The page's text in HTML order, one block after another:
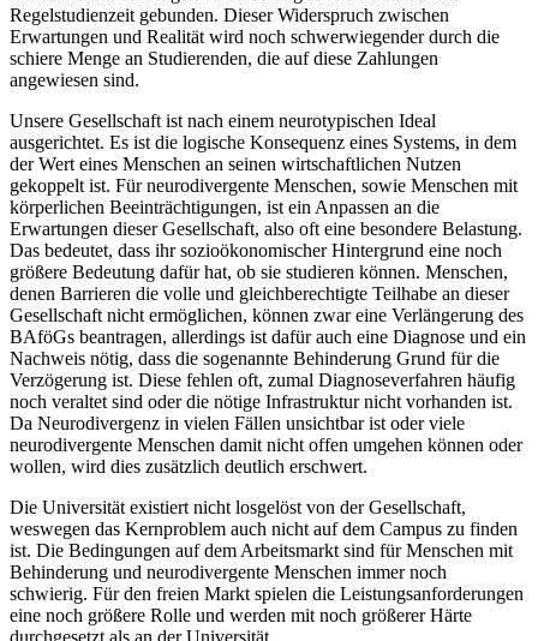
Regelstudienzeit gebunden. Dieser Widerspruch zwischen
Erwartungen und Realität wird noch schwerwiegender durch die
schiere Menge an Studierenden, die auf diese Zahlungen
angewiesen sind.
Unsere Gesellschaft ist nach einem neurotypischen Ideal
ausgerichtet. Es ist die logische Konsequenz eines Systems, in dem
der Wert eines Menschen an seinen wirtschaftlichen Nutzen
gekoppelt ist. Für neurodivergente Menschen, sowie Menschen mit
körperlichen Beeinträchtigungen, ist ein Anpassen an die
Erwartungen dieser Gesellschaft, also oft eine besondere Belastung.
Das bedeutet, dass ihr sozioökonomischer Hintergrund eine noch
größere Bedeutung dafür hat, ob sie studieren können. Menschen,
denen Barrieren die volle und gleichberechtigte Teilhabe an dieser
Gesellschaft nicht ermöglichen, können zwar eine Verlängerung des
BAföGs beantragen, allerdings ist dafür auch eine Diagnose und ein
Nachweis nötig, dass die sogenannte Behinderung Grund für die
Verzögerung ist. Diese fehlen oft, zumal Diagnoseverfahren häufig
noch veraltet sind oder die nötige Infrastruktur nicht vorhanden ist.
Da Neurodivergenz in vielen Fällen unsichtbar ist oder viele
neurodivergente Menschen damit nicht offen umgehen können oder
wollen, wird dies zusätzlich deutlich erschwert.
Die Universität existiert nicht losgelöst von der Gesellschaft,
weswegen das Kernproblem auch nicht auf dem Campus zu finden
ist. Die Bedingungen auf dem Arbeitsmarkt sind für Menschen mit
Behinderung und neurodivergente Menschen immer noch
schwierig. Für den freien Markt spielen die Leistungsanforderungen
eine noch größere Rolle und werden mit noch größerer Härte
durchgesetzt als an der Universität.